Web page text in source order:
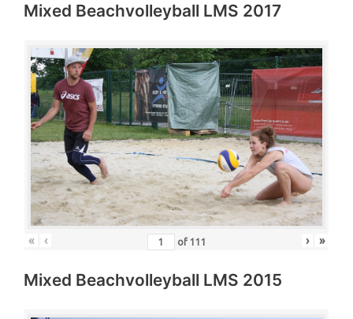
Mixed Beachvolleyball LMS 2017
« ‹ of 111 › »
Mixed Beachvolleyball LMS 2015